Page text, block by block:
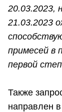
20.03.2023,
21.03.2023
примесей в
первой
Также
направлен